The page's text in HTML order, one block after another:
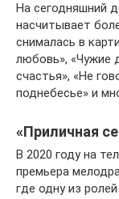
На сегодняшний
насчитывает
снималась в
любовь», «Чужие
счастья», «Не
поднебесье» и
«Приличная
В 2020 году на
премьера
где одну из